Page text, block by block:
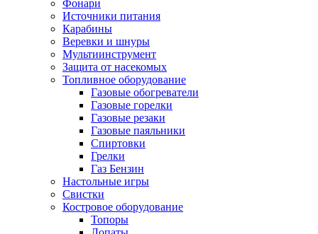
Фонари
Источники питания
Карабины
Веревки и шнуры
Мультиинструмент
Защита от насекомых
Топливное оборудование
Газовые обогреватели
Газовые горелки
Газовые резаки
Газовые паяльники
Спиртовки
Грелки
Газ Бензин
Настольные игры
Свистки
Костровое оборудование
Топоры